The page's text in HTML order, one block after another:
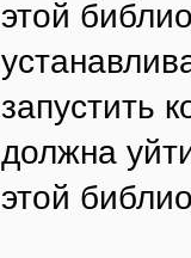
этой
запустить
должна
этой